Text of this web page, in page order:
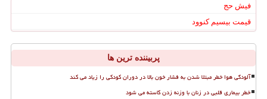
فیش حج
قیمت بیسیم کنوود
پربیننده ترین ها
آلودگی هوا خطر مبتلا شدن به فشار خون بالا در دوران کودکی را زیاد می کند
خطر بیماری قلبی در زنان با وزنه زدن کاسته می شود